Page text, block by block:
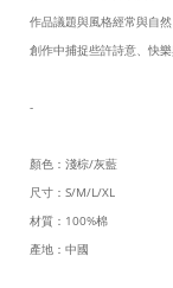
作品議題與風格經常與自
創作中捕捉些許詩意、快樂
-
顏色：淺棕/灰藍
尺寸：S/M/L/XL
材質：100%棉
產地：中國